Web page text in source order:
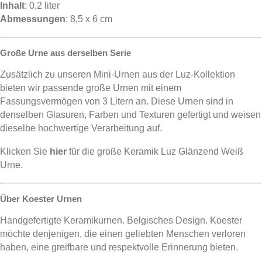
Inhalt: 0,2 liter
Abmessungen: 8,5 x 6 cm
Große Urne aus derselben Serie
Zusätzlich zu unseren Mini-Urnen aus der Luz-Kollektion
bieten wir passende große Urnen mit einem
Fassungsvermögen von 3 Litern an. Diese Urnen sind in
denselben Glasuren, Farben und Texturen gefertigt und weisen
dieselbe hochwertige Verarbeitung auf.
Klicken Sie hier für die große Keramik Luz Glänzend Weiß
Urne.
Über Koester Urnen
Handgefertigte Keramikurnen. Belgisches Design. Koester
möchte denjenigen, die einen geliebten Menschen verloren
haben, eine greifbare und respektvolle Erinnerung bieten.